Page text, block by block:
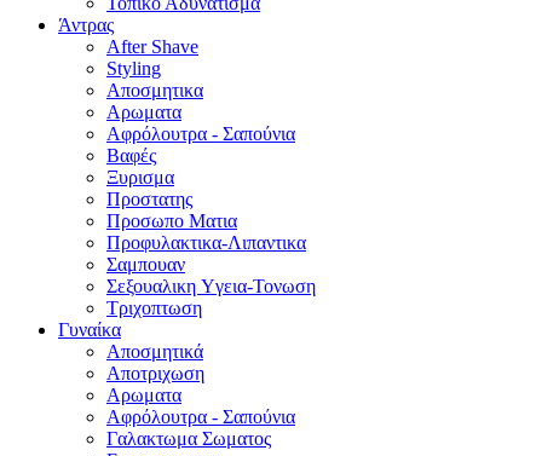
Άντρας
After Shave
Styling
Αποσμητικα
Αρωματα
Αφρόλουτρα - Σαπούνια
Βαφές
Ξυρισμα
Προστατης
Προσωπο Ματια
Προφυλακτικα-Λιπαντικα
Σαμπουαν
Σεξουαλικη Yγεια-Τονωση
Τριχοπτωση
Γυναίκα
Αποσμητικά
Αποτριχωση
Αρωματα
Αφρόλουτρα - Σαπούνια
Γαλακτωμα Σωματος